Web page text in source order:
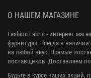
О НАШЕМ МАГАЗИНЕ
Fashion Fabric - интернет
фурнитуры. Всегда в
на любой вкус. Прямые
поставщиков. Доставляем
Будьте в курсе наших акций,